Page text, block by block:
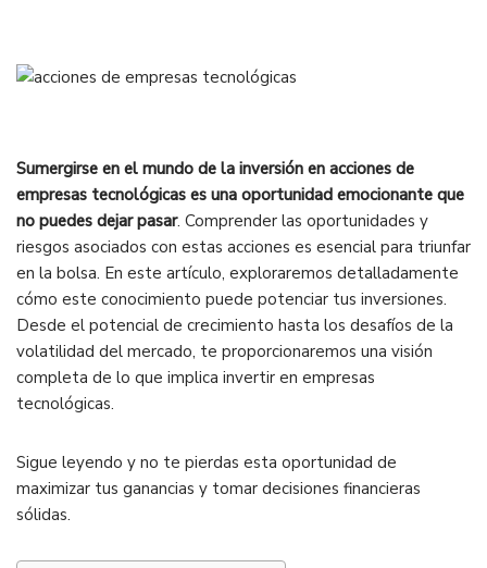
Sumergirse en el mundo de la inversión en acciones de
empresas tecnológicas es una oportunidad emocionante que
no puedes dejar pasar. Comprender las oportunidades y
riesgos asociados con estas acciones es esencial para triunfar
en la bolsa. En este artículo, exploraremos detalladamente
cómo este conocimiento puede potenciar tus inversiones.
Desde el potencial de crecimiento hasta los desafíos de la
volatilidad del mercado, te proporcionaremos una visión
completa de lo que implica invertir en empresas
tecnológicas.
Sigue leyendo y no te pierdas esta oportunidad de
maximizar tus ganancias y tomar decisiones financieras
sólidas.